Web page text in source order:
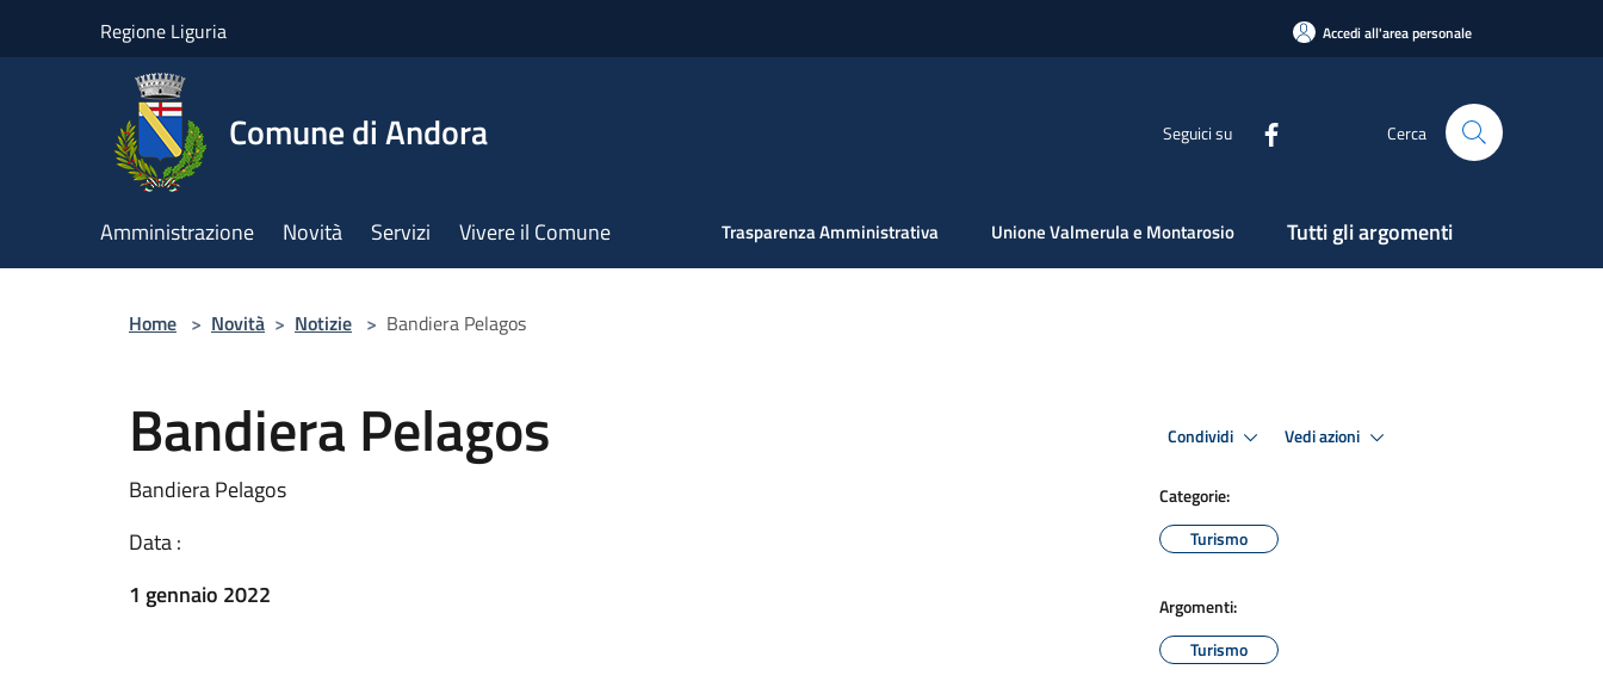
Regione Liguria Accedi all'area personale
Comune di Andora Seguici su Cerca
Amministrazione Novità Servizi Vivere il Comune Trasparenza Amministrativa Unione Valmerula e Montarosio Tutti gli argomenti
Home > Novità > Notizie > Bandiera Pelagos
Bandiera Pelagos
Bandiera Pelagos
Data :
1 gennaio 2022
Condividi Vedi azioni
Categorie:
Turismo
Argomenti:
Turismo